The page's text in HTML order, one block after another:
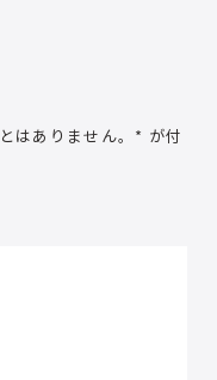
はありません。 * が付